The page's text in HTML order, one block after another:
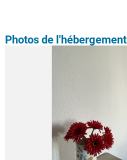
Photos de l'hébergement